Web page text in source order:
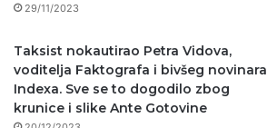
29/11/2023
Taksist nokautirao Petra Vidova,
voditelja Faktografa i bivšeg novinara
Indexa. Sve se to dogodilo zbog
krunice i slike Ante Gotovine